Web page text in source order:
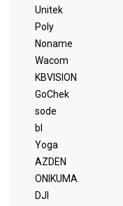
Unitek
Poly
Noname
Wacom
KBVISION
GoChek
sode
bl
Yoga
AZDEN
ONIKUMA
DJI